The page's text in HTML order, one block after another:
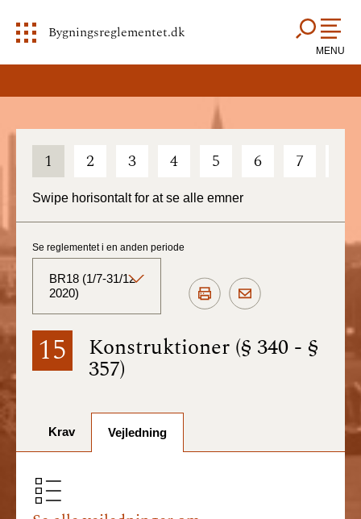
Bygningsreglementet.dk
MENU
1 2 3 4 5 6 7
Swipe horisontalt for at se alle emner
15 Konstruktioner (§ 340 - §
357)
Se reglementet i en anden periode
BR18 (1/7-31/12
2020)
BR18 (Aktuelt)
BR18 (1/7-31/12
BR18 (1/1-30/6
BR18 (1/7- 31/12
2024)
Krav Vejledning